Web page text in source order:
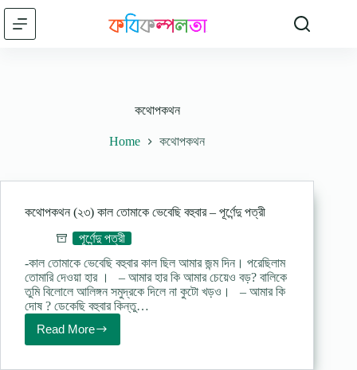
Skip
content
কথোপকথন
Home কথোপকথন
কথোপকথন (২৩) কাল তোমাকে ভেবেছি বহুবার – পূর্ণেন্দু পত্রী
পূর্ণেন্দু পত্রী
-কাল তোমাকে ভেবেছি বহুবার কাল ছিল আমার জন্ম দিন। পরেছিলাম
তোমারি দেওয়া হার । – আমার হার কি আমার চেয়েও বড়? বালিকে
তুমি বিলোলে আলিঙ্গন সমুদ্রকে দিলে না কুটো খড়ও। – আমার কি
দোষ ? ডেকেছি বহুবার কিন্তু…
Read More
কথোপকথন
(২৩)